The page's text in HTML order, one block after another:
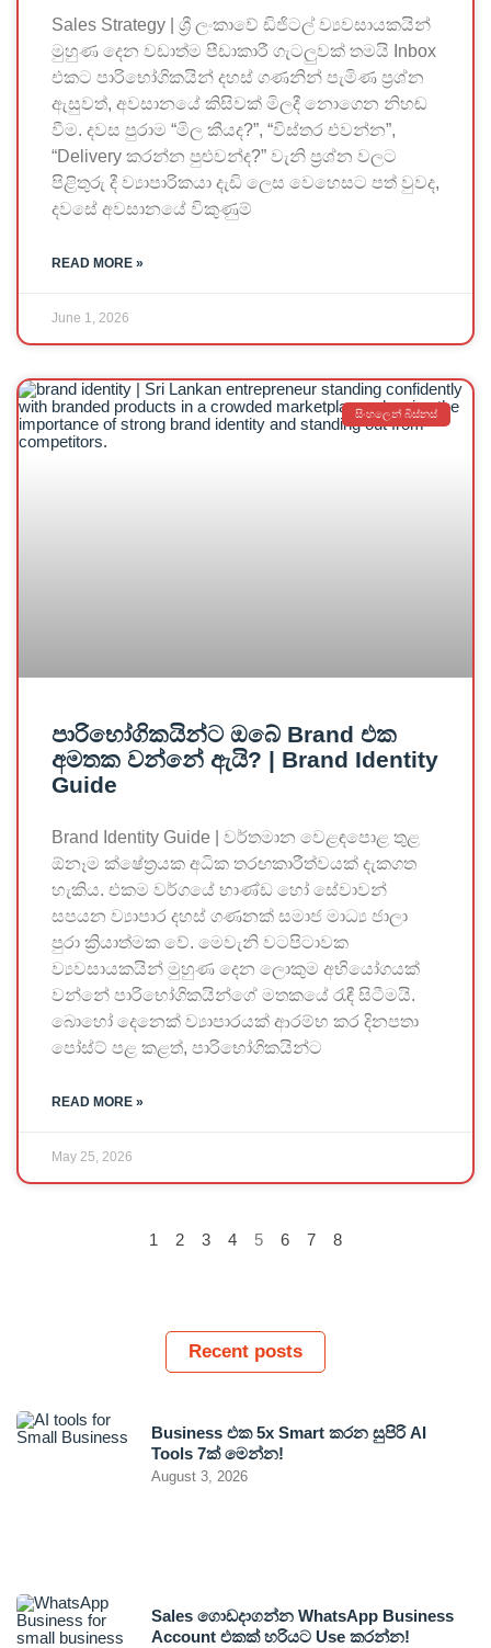
Sales Strategy | ශ්‍රී ලංකාවේ ඩිජිටල් ව්‍යවසායකයින්
මුහුණ දෙන වඩාත්ම පීඩාකාරී ගැටලුවක් තමයි Inbox
එකට පාරිභෝගිකයින් දහස් ගණනින් පැමිණ ප්‍රශ්න
ඇසුවත්, අවසානයේ කිසිවක් මිලදී නොගෙන නිහඬ
වීම. දවස පුරාම “මිල කීයද?”, “විස්තර එවන්න”,
“Delivery කරන්න පුළුවන්ද?” වැනි ප්‍රශ්න වලට
පිළිතුරු දී ව්‍යාපාරිකයා දැඩි ලෙස වෙහෙසට පත් වුවද,
දවසේ අවසානයේ විකුණුම්
READ MORE »
June 1, 2026
සිංහලෙන් බිස්නස්
පාරිභෝගිකයින්ට ඔබේ Brand එක
අමතක වන්නේ ඇයි? | Brand Identity
Guide
Brand Identity Guide | වර්තමාන වෙළඳපොළ තුළ
ඕනෑම ක්ෂේත්‍රයක අධික තරඟකාරීත්වයක් දැකගත
හැකිය. එකම වර්ගයේ භාණ්ඩ හෝ සේවාවන්
සපයන ව්‍යාපාර දහස් ගණනක් සමාජ මාධ්‍ය ජාලා
පුරා ක්‍රියාත්මක වේ. මෙවැනි වටපිටාවක
ව්‍යවසායකයින් මුහුණ දෙන ලොකුම අභියෝගයක්
වන්නේ පාරිභෝගිකයින්ගේ මතකයේ රැඳී සිටීමයි.
බොහෝ දෙනෙක් ව්‍යාපාරයක් ආරම්භ කර දිනපතා
පෝස්ට් පළ කළත්, පාරිභෝගිකයින්ට
READ MORE »
May 25, 2026
1 2 3 4 5 6 7 8
Recent posts
Business එක 5x Smart කරන සුපිරි AI
Tools 7ක් මෙන්න!
August 3, 2026
Sales ගොඩදාගන්න WhatsApp Business
Account එකක් හරියට Use කරන්න!